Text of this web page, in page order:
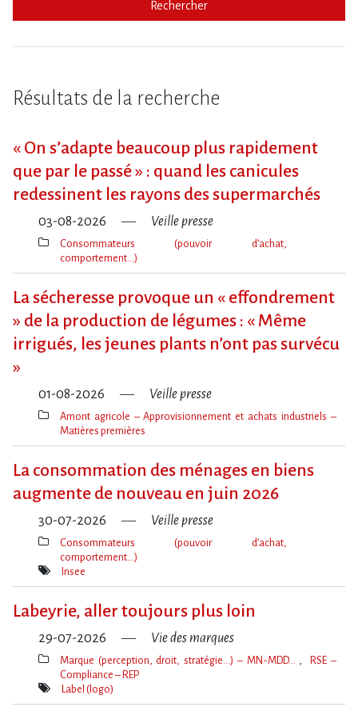
Rechercher
Résultats de la recherche
« On s​‌’adapte beaucoup plus rapidement
que par le passé » : quand les canicules
redessinent les rayons des supermarchés
03-08-2026 Veille presse
Thèmes(s)
Consommateurs (pouvoir d’achat,
comportement…)
La sécheresse provoque un « effondrement
» de la production de légumes : « Même
irrigués, les jeunes plants n’ont pas survécu
»
01-08-2026 Veille presse
Thèmes(s)
Amont agricole – Approvisionnement et achats industriels –
Matières premières
La consommation des ménages en biens
augmente de nouveau en juin 2026
30-07-2026 Veille presse
Thèmes(s)
Consommateurs (pouvoir d’achat,
comportement…)
Mot(s)-
Insee
Labeyrie, aller toujours plus loin
29-07-2026 Vie des marques
Thèmes(s)
Marque (perception, droit, stratégie…) – MN-MDD…
RSE –
Compliance – REP
Mot(s)-
Label (logo)